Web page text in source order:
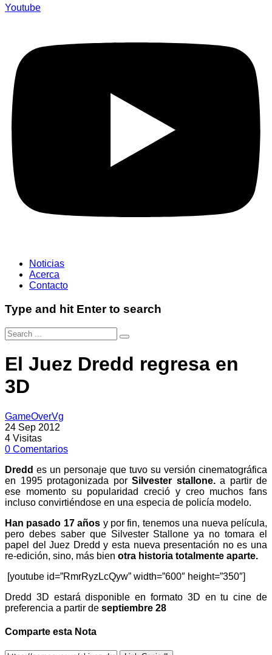
Youtube
Noticias
Acerca
Contacto
Type and hit Enter to search
El Juez Dredd regresa en
3D
GameOverVg
24 Sep 2012
4 Visitas
0 Comentarios
Dredd es un personaje que tuvo su versión cinematográfica
en 1995 protagonizada por Silvester stallone.a partir de
ese momento su popularidad creció y creo muchos fans
incluso convirtiéndose en una especia de policía modelo.
Han pasado 17 años y por fin, tenemos una nueva película,
pero debes saber que Silvester Stallone ya no tomara el
papel del Juez Dredd y esta nueva presentación no es una
re-edición, sino, más bien otra historia totalmente aparte.
[youtube id=”RmrRyzLcQyw” width=”600″ height=”350″]
Dredd 3D estará disponible en formato 3D en tu cine de
preferencia a partir de septiembre 28
Comparte esta Nota